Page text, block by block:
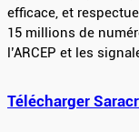
efficace, et
15 millions de
l’ARCEP et les
Télécharger